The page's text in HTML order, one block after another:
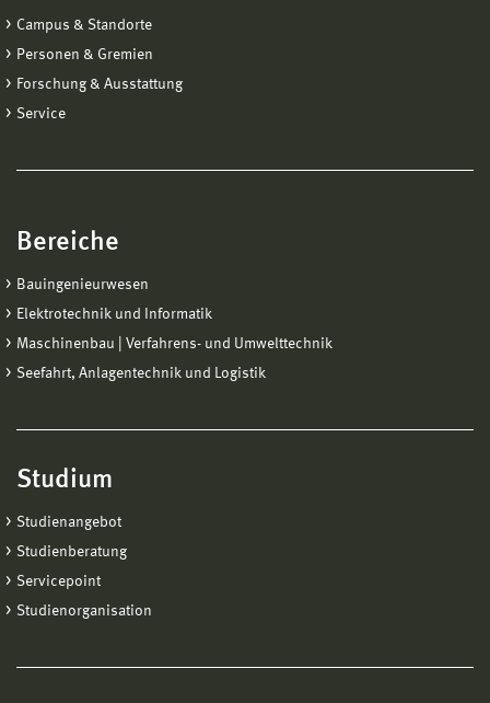
Campus & Standorte
Personen & Gremien
Forschung & Ausstattung
Service
Bereiche
Bauingenieurwesen
Elektrotechnik und Informatik
Maschinenbau | Verfahrens- und Umwelttechnik
Seefahrt, Anlagentechnik und Logistik
Studium
Studienangebot
Studienberatung
Servicepoint
Studienorganisation